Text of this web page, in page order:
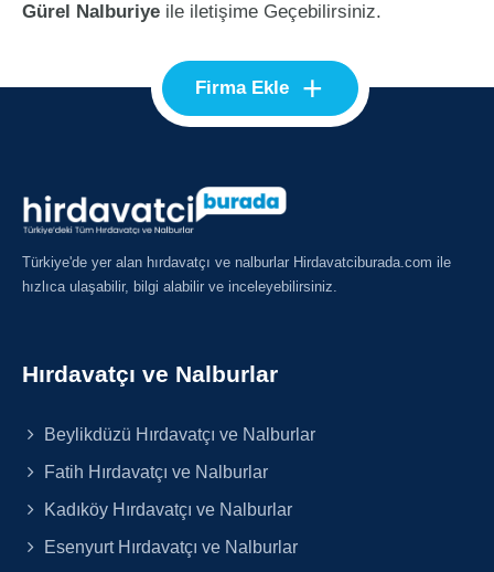
Gürel Nalburiye ile iletişime Geçebilirsiniz.
Firma Ekle +
Türkiye'de yer alan hırdavatçı ve nalburlar Hirdavatciburada.com ile
hızlıca ulaşabilir, bilgi alabilir ve inceleyebilirsiniz.
Hırdavatçı ve Nalburlar
Beylikdüzü Hırdavatçı ve Nalburlar
Fatih Hırdavatçı ve Nalburlar
Kadıköy Hırdavatçı ve Nalburlar
Esenyurt Hırdavatçı ve Nalburlar